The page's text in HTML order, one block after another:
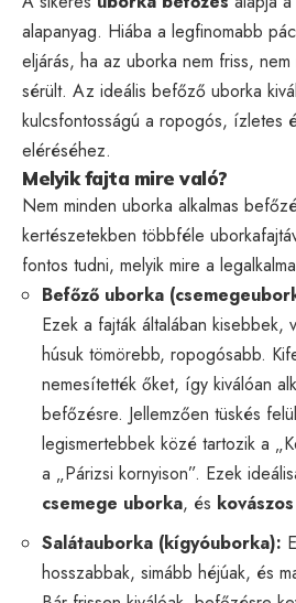
alapanyag. Hiába a legfinomabb
eljárás, ha az uborka nem friss,
sérült. Az ideális befőző uborka
kulcsfontosságú a ropogós, ízletes
eléréséhez.
Melyik fajta mire való?
Nem minden uborka alkalmas
kertészetekben többféle
fontos tudni, melyik mire a
Befőző uborka
Ezek a fajták általában kisebbek,
húsuk tömörebb, ropogósabb.
nemesítették őket, így kiválóan
befőzésre. Jellemzően tüskés
legismertebbek közé tartozik a
a „Párizsi kornyison”. Ezek
csemege uborka, és
Salátauborka (kígyóuborka):
hosszabbak, simább héjúak, és